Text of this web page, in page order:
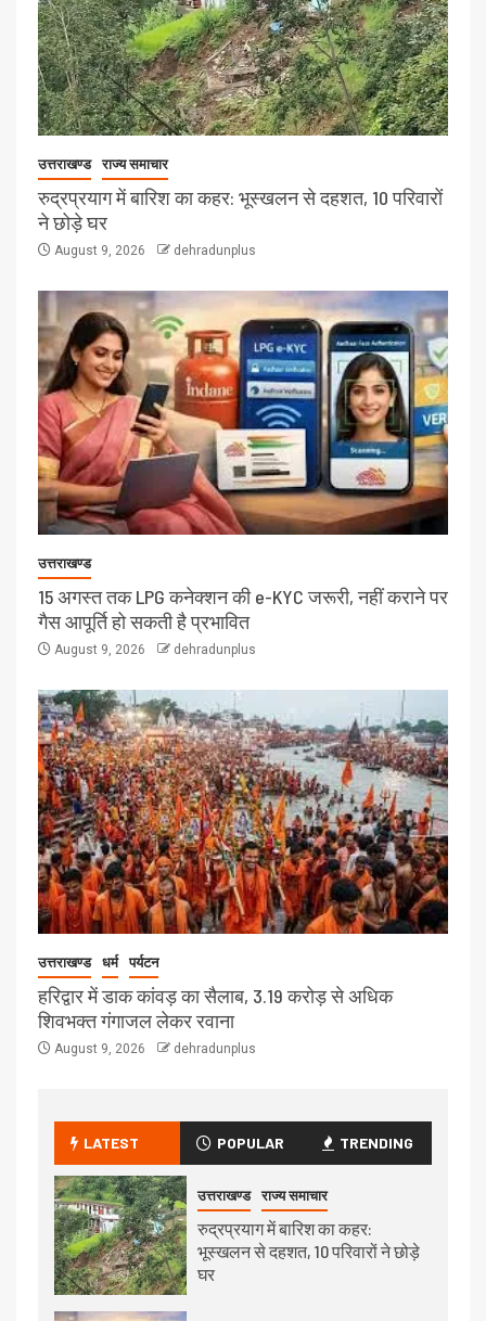
उत्तराखण्ड राज्य समाचार
रुद्रप्रयाग में बारिश का कहर: भूस्खलन से दहशत, 10 परिवारों
ने छोड़े घर
August 9, 2026 dehradunplus
उत्तराखण्ड
15 अगस्त तक LPG कनेक्शन की e-KYC जरूरी, नहीं कराने पर
गैस आपूर्ति हो सकती है प्रभावित
August 9, 2026 dehradunplus
उत्तराखण्ड धर्म पर्यटन
हरिद्वार में डाक कांवड़ का सैलाब, 3.19 करोड़ से अधिक
शिवभक्त गंगाजल लेकर रवाना
August 9, 2026 dehradunplus
LATEST POPULAR TRENDING
उत्तराखण्ड राज्य समाचार
रुद्रप्रयाग में बारिश का कहर:
भूस्खलन से दहशत, 10 परिवारों ने छोड़े
घर